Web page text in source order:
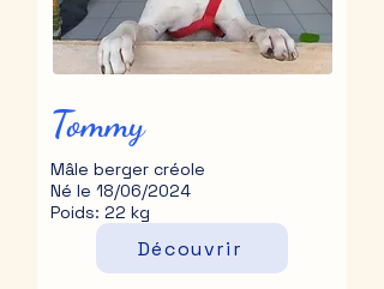
Tommy
Mâle berger créole
Né le 18/06/2024
Poids: 22 kg
Découvrir